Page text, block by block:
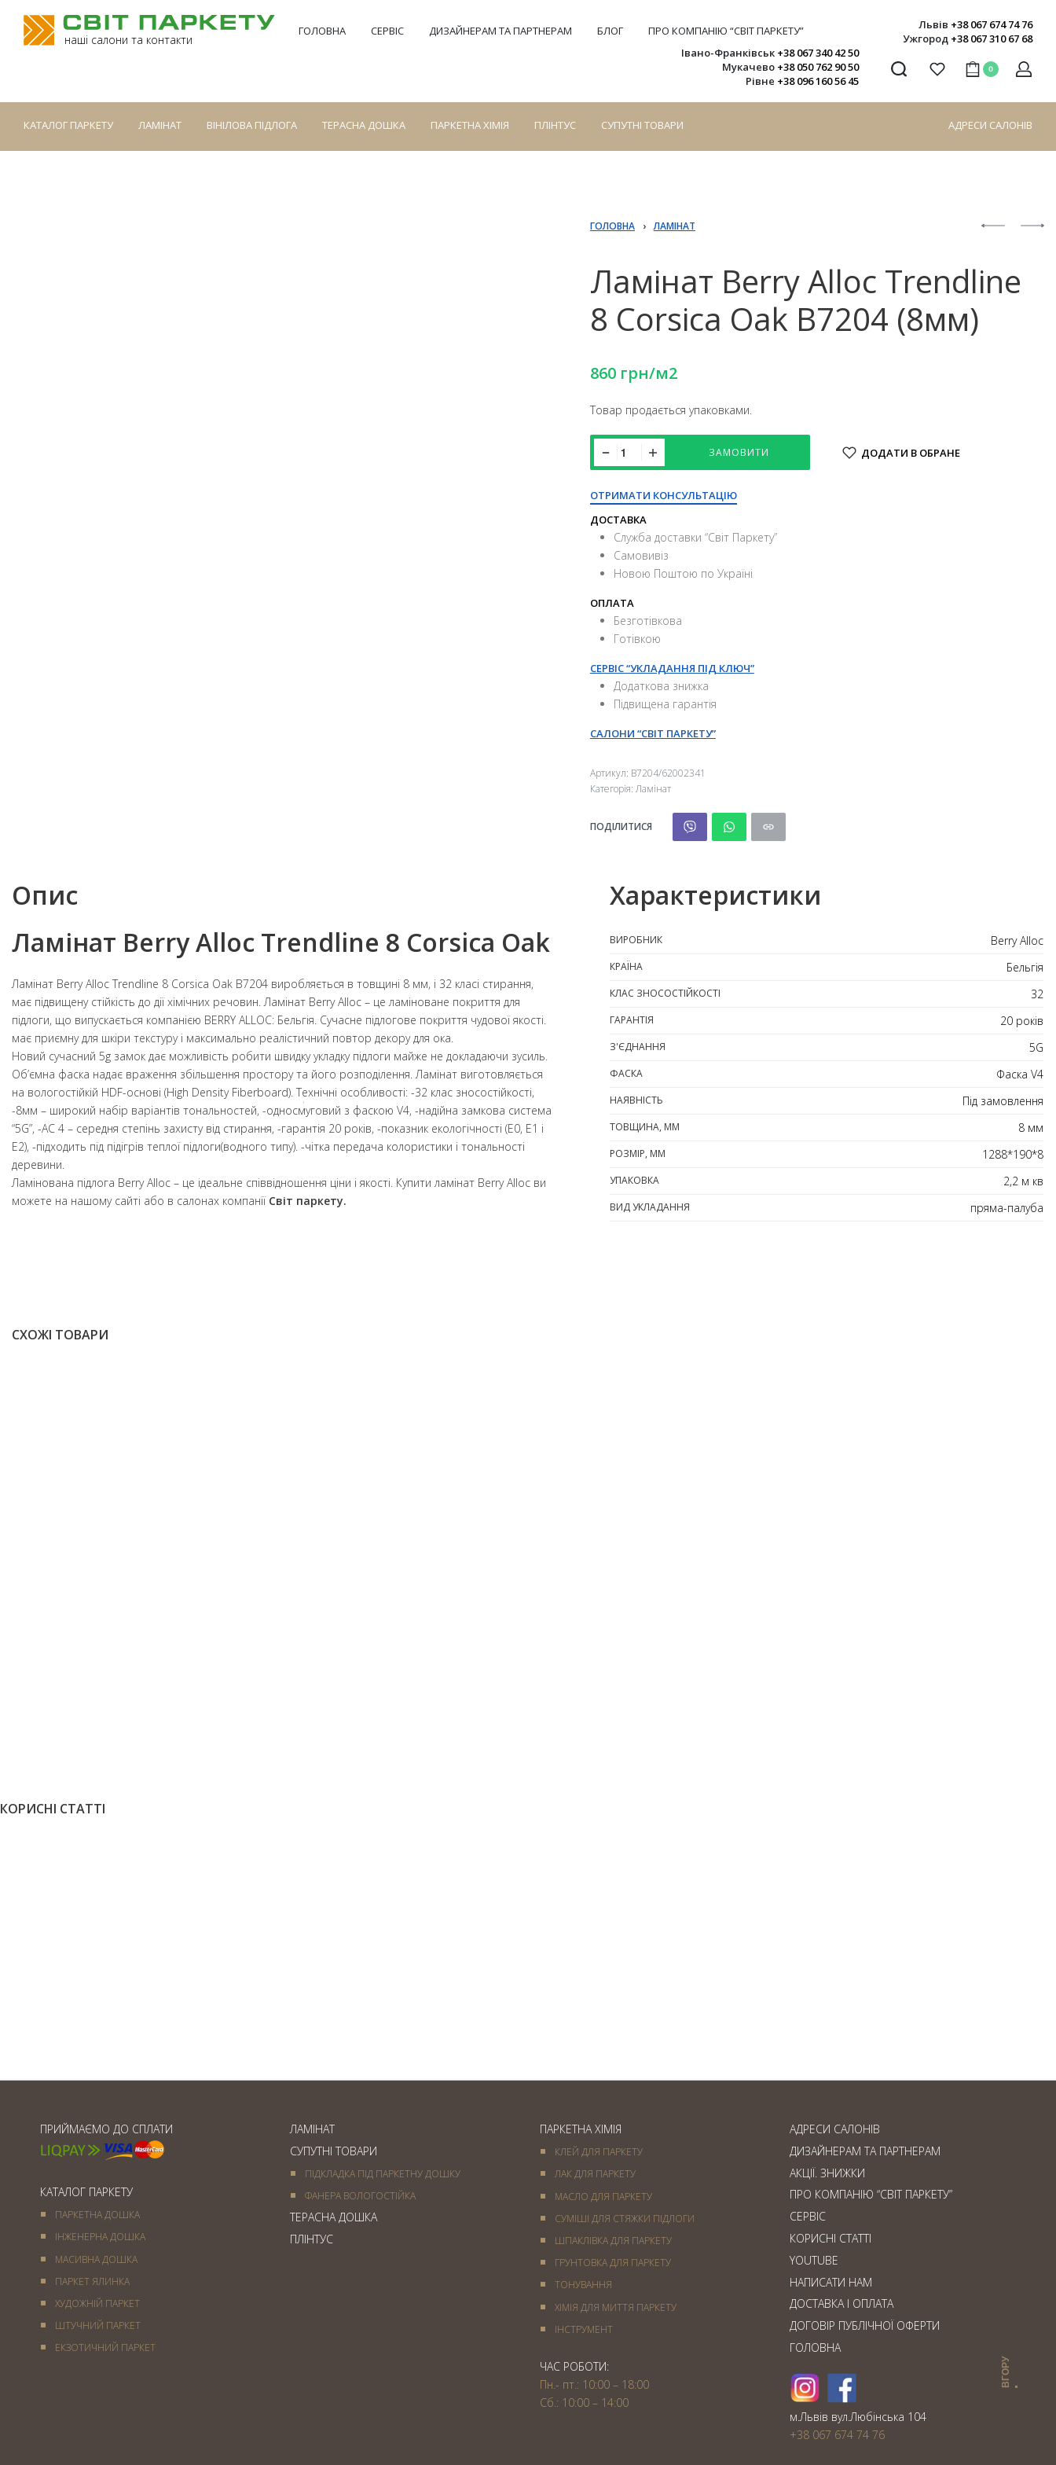
наші салони та контакти
ГОЛОВНА СЕРВІС ДИЗАЙНЕРАМ ТА ПАРТНЕРАМ БЛОГ ПРО КОМПАНІЮ “СВІТ ПАРКЕТУ” Львів +38 067 674 74 76
Ужгород +38 067 310 67 68
Івано-Франківськ +38 067 340 42 50
Мукачево +38 050 762 90 50
Рівне +38 096 160 56 45
0
КАТАЛОГ ПАРКЕТУ ЛАМІНАТ ВІНІЛОВА ПІДЛОГА ТЕРАСНА ДОШКА ПАРКЕТНА ХІМІЯ ПЛІНТУС СУПУТНІ ТОВАРИ АДРЕСИ САЛОНІВ
ГОЛОВНА › ЛАМІНАТ
Ламінат Berry Alloc Trendline
8 Corsica Oak B7204 (8мм)
860грн/м2
Товар продається упаковками.
ЗАМОВИТИ ДОДАТИ В ОБРАНЕ
ОТРИМАТИ КОНСУЛЬТАЦІЮ
ДОСТАВКА
Служба доставки “Свiт Паркету”
Самовивіз
Новою Поштою по Україні
ОПЛАТА
Безготівкова
Готівкою
СЕРВІС “УКЛАДАННЯ ПІД КЛЮЧ”
Додаткова знижка
Підвищена гарантія
САЛОНИ “СВІТ ПАРКЕТУ”
Артикул: B7204/62002341
Категорія: Ламінат
ПОДІЛИТИСЯ
Опис
Ламінат Berry Alloc Trendline 8 Corsica Oak
Ламінат Berry Alloc Trendline 8 Corsica Oak B7204 виробляється в товщині 8 мм, і 32 класі стирання,
має підвищену стійкість до дії хімічних речовин. Ламінат Berry Alloc – це ламіноване покриття для
підлоги, що випускається компанією BERRY ALLOC: Бельгія. Сучасне підлогове покриття чудової якості.
має приємну для шкіри текстуру і максимально реалістичний повтор декору для ока.
Новий сучасний 5g замок дає можливість робити швидку укладку підлоги майже не докладаючи зусиль.
Об’ємна фаска надає враження збільшення простору та його розподілення. Ламінат виготовляється
на вологостійкій HDF-основі (High Density Fiberboard). Технічні особливості: -32 клас зносостійкості,
-8мм – широкий набір варіантів тональностей, -односмуговий з фаскою V4, -надійна замкова система
“5G”, -АС 4 – середня степінь захисту від стирання, -гарантія 20 років, -показник екологічності (E0, E1 і
E2), -підходить під підігрів теплої підлоги(водного типу). -чітка передача колористики і тональності
деревини.
Ламінована підлога Berry Alloc – це ідеальне співвідношення ціни і якості. Купити ламінат Berry Alloc ви
можете на нашому сайті або в салонах компанії Світ паркету.
Характеристики
ВИРОБНИК Berry Alloc
КРАЇНА Бельгія
КЛАС ЗНОСОСТІЙКОСТІ 32
ГАРАНТІЯ 20 років
З'ЄДНАННЯ 5G
ФАСКА Фаска V4
НАЯВНІСТЬ Під замовлення
ТОВЩИНА, ММ 8 мм
РОЗМІР, ММ 1288*190*8
УПАКОВКА 2,2 м кв
ВИД УКЛАДАННЯ пряма-палуба
СХОЖІ ТОВАРИ
КОРИСНІ СТАТТІ
ПРИЙМАЄМО ДО СПЛАТИ
КАТАЛОГ ПАРКЕТУ
ПАРКЕТНА ДОШКА
ІНЖЕНЕРНА ДОШКА
МАСИВНА ДОШКА
ПАРКЕТ ЯЛИНКА
ХУДОЖНІЙ ПАРКЕТ
ШТУЧНИЙ ПАРКЕТ
ЕКЗОТИЧНИЙ ПАРКЕТ
ЛАМІНАТ
СУПУТНІ ТОВАРИ
ПІДКЛАДКА ПІД ПАРКЕТНУ ДОШКУ
ФАНЕРА ВОЛОГОСТІЙКА
ТЕРАСНА ДОШКА
ПЛІНТУС
ПАРКЕТНА ХІМІЯ
КЛЕЙ ДЛЯ ПАРКЕТУ
ЛАК ДЛЯ ПАРКЕТУ
МАСЛО ДЛЯ ПАРКЕТУ
СУМІШІ ДЛЯ СТЯЖКИ ПІДЛОГИ
ШПАКЛІВКА ДЛЯ ПАРКЕТУ
ГРУНТОВКА ДЛЯ ПАРКЕТУ
ТОНУВАННЯ
ХІМІЯ ДЛЯ МИТТЯ ПАРКЕТУ
IНСТРУМЕНТ
ЧАС РОБОТИ:
Пн.- пт.: 10:00 – 18:00
Сб.: 10:00 – 14:00
АДРЕСИ САЛОНІВ
ДИЗАЙНЕРАМ ТА ПАРТНЕРАМ
АКЦІЇ. ЗНИЖКИ
ПРО КОМПАНІЮ “СВІТ ПАРКЕТУ”
СЕРВІС
КОРИСНІ СТАТТІ
YOUTUBE
НАПИСАТИ НАМ
ДОСТАВКА І ОПЛАТА
ДОГОВІР ПУБЛІЧНОЇ ОФЕРТИ
ГОЛОВНА
ВГОРУ
м.Львiв вул.Любiнська 104
+38 067 674 74 76